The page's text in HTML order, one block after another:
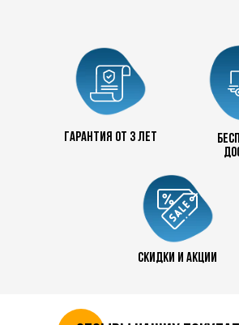
Гарантия от 3 лет
скидки и акции